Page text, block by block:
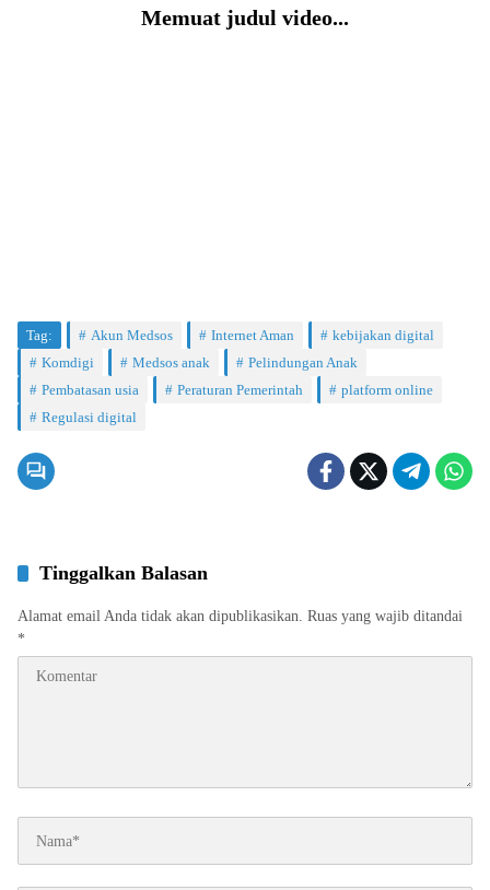
Memuat judul video...
Tag: Akun Medsos Internet Aman
kebijakan digital
Komdigi
Medsos anak
Pelindungan Anak
Pembatasan usia
Peraturan Pemerintah
platform online
Regulasi digital
Tinggalkan Balasan
Alamat email Anda tidak akan dipublikasikan. Ruas yang wajib ditandai
*